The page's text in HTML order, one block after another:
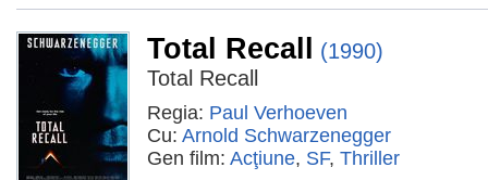
Total Recall (1990)
Total Recall
Regia: Paul Verhoeven
Cu: Arnold Schwarzenegger
Gen film: Acţiune, SF, Thriller